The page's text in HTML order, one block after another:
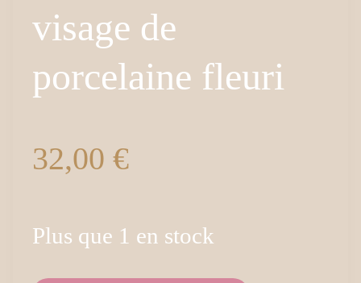
visage de
porcelaine fleuri
32,00 €
Plus que 1 en stock